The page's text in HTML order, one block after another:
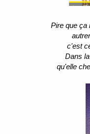
Pire que ça
c'est
Dans
qu'elle